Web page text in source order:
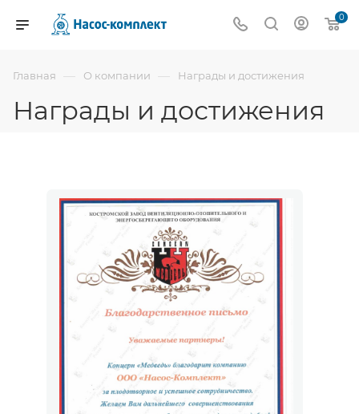
0
Главная — О компании — Награды и достижения
Награды и достижения